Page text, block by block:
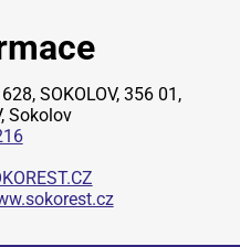
SOKOLOV, 356 01,
Sokolov